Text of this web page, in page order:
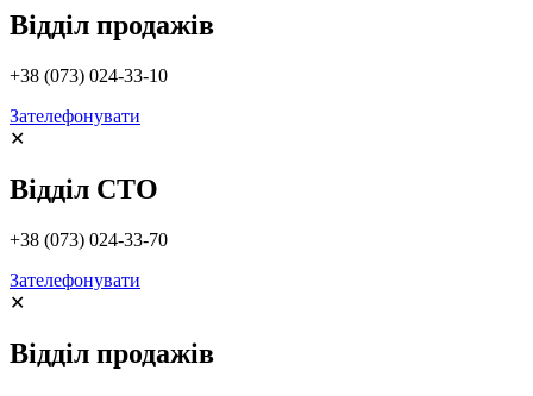
Відділ продажів
+38 (073) 024-33-10
Зателефонувати
✕
Відділ СТО
+38 (073) 024-33-70
Зателефонувати
✕
Відділ продажів